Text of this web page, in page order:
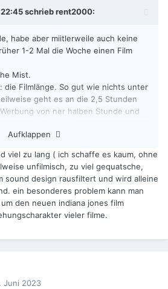
schriebrent2000:
habe aber miitlerweile auch keine
1-2 Mal die Woche einen Film
Mist.
die Filmlänge. So gut wie nichts unter
geht es an die 2,5 Stunden
von ner halben Stunde und
Und das ist mir selten ein Film
Aufklappen
viel zu lang ( ich schaffe es kaum, ohne
unfilmisch, zu viel gequatsche,
sound design rausfiltert und wird alleine
ein besonderes problem kann man
den neuen indiana jones film
vieler filme.
Juni 2023